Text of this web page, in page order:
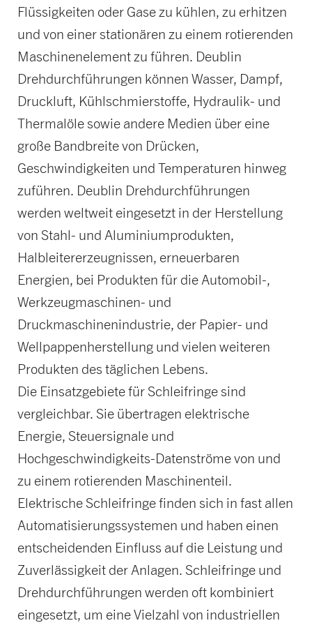
Flüssigkeiten oder Gase zu kühlen, zu erhitzen
und von einer stationären zu einem rotierenden
Maschinenelement zu führen. Deublin
Drehdurchführungen können Wasser, Dampf,
Druckluft, Kühlschmierstoffe, Hydraulik- und
Thermalöle sowie andere Medien über eine
große Bandbreite von Drücken,
Geschwindigkeiten und Temperaturen hinweg
zuführen. Deublin Drehdurchführungen
werden weltweit eingesetzt in der Herstellung
von Stahl- und Aluminiumprodukten,
Halbleitererzeugnissen, erneuerbaren
Energien, bei Produkten für die Automobil-,
Werkzeugmaschinen- und
Druckmaschinenindustrie, der Papier- und
Wellpappenherstellung und vielen weiteren
Produkten des täglichen Lebens.
Die Einsatzgebiete für Schleifringe sind
vergleichbar. Sie übertragen elektrische
Energie, Steuersignale und
Hochgeschwindigkeits-Datenströme von und
zu einem rotierenden Maschinenteil.
Elektrische Schleifringe finden sich in fast allen
Automatisierungssystemen und haben einen
entscheidenden Einfluss auf die Leistung und
Zuverlässigkeit der Anlagen. Schleifringe und
Drehdurchführungen werden oft kombiniert
eingesetzt, um eine Vielzahl von industriellen